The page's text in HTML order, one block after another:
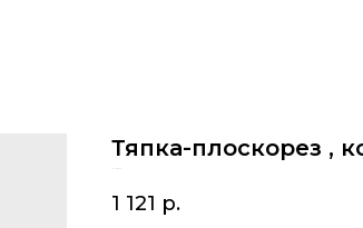
Тяпка-плоскорез ,
1 121 р.